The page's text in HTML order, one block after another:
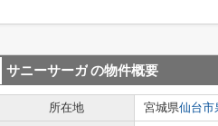
サニーサーガの物件概要
所在地 宮城県仙台市